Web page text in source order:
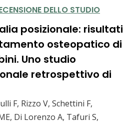
DELLO STUDIO
posizionale: risultati
osteopatico di
Uno studio
retrospettivo di
F, Rizzo V, Schettini F,
Di Lorenzo A, Tafuri S,